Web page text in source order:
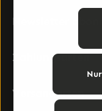
Newsletter
Zahlungsarten
Versandarten